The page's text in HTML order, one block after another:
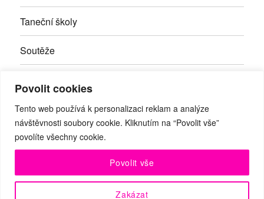
Povolit cookies
Tento web používá k personalizaci reklam a analýze
návštěvnosti soubory cookie. Kliknutím na “Povolit vše”
povolíte všechny cookie.
Zakázat
Povolit vše
Taneční školy
Soutěže
Kontakty
Facebook
RSS Youtube
© Taneční magazín, z.s. | Branická 69/66, Braník, 147 00 Praha